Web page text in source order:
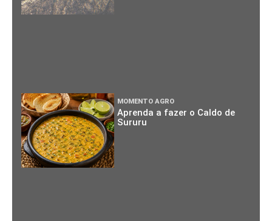
MOMENTO AGRO
Aprenda a fazer o Caldo de
Sururu